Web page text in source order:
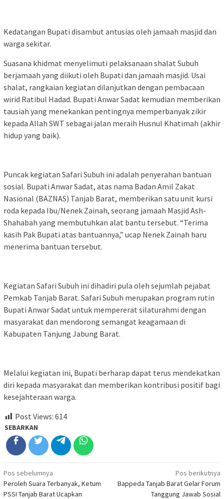
Kedatangan Bupati disambut antusias oleh jamaah masjid dan
warga sekitar.
Suasana khidmat menyelimuti pelaksanaan shalat Subuh
berjamaah yang diikuti oleh Bupati dan jamaah masjid. Usai
shalat, rangkaian kegiatan dilanjutkan dengan pembacaan
wirid Ratibul Hadad. Bupati Anwar Sadat kemudian memberikan
tausiah yang menekankan pentingnya memperbanyak zikir
kepada Allah SWT sebagai jalan meraih Husnul Khatimah (akhir
hidup yang baik).
Puncak kegiatan Safari Subuh ini adalah penyerahan bantuan
sosial. Bupati Anwar Sadat, atas nama Badan Amil Zakat
Nasional (BAZNAS) Tanjab Barat, memberikan satu unit kursi
roda kepada Ibu/Nenek Zainah, seorang jamaah Masjid Ash-
Shahabah yang membutuhkan alat bantu tersebut. “Terima
kasih Pak Bupati atas bantuannya,” ucap Nenek Zainah haru
menerima bantuan tersebut.
Kegiatan Safari Subuh ini dihadiri pula oleh sejumlah pejabat
Pemkab Tanjab Barat. Safari Subuh merupakan program rutin
Bupati Anwar Sadat untuk mempererat silaturahmi dengan
masyarakat dan mendorong semangat keagamaan di
Kabupaten Tanjung Jabung Barat.
Melalui kegiatan ini, Bupati berharap dapat terus mendekatkan
diri kepada masyarakat dan memberikan kontribusi positif bagi
kesejahteraan warga.
Post Views: 614
SEBARKAN
Navigasi
pos
Pos sebelumnya
Peroleh Suara Terbanyak, Ketum
PSSI Tanjab Barat Ucapkan
Pos berikutnya
Bappeda Tanjab Barat Gelar Forum
Tanggung Jawab Sosial